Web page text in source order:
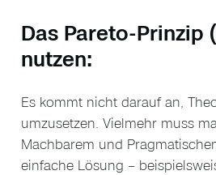
Das Pareto-Prinzip
nutzen:
Es kommt nicht darauf an,
umzusetzen. Vielmehr muss
Machbarem und
einfache Lösung –